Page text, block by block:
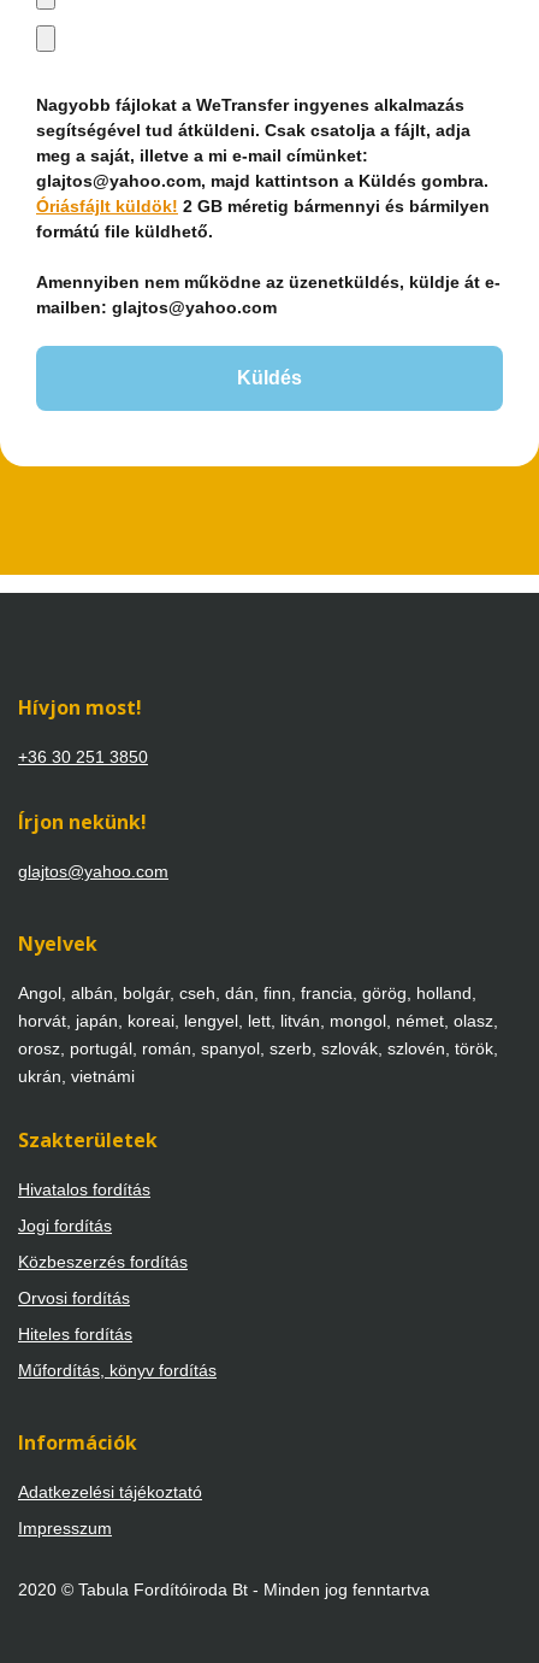
Nagyobb fájlokat a WeTransfer ingyenes alkalmazás
segítségével tud átküldeni. Csak csatolja a fájlt, adja
meg a saját, illetve a mi e-mail címünket:
glajtos@yahoo.com, majd kattintson a Küldés gombra.
Óriásfájlt küldök! 2 GB méretig bármennyi és bármilyen
formátú file küldhető.
Amennyiben nem működne az üzenetküldés, küldje át e-
mailben: glajtos@yahoo.com
Hívjon most!
+36 30 251 3850
Írjon nekünk!
glajtos@yahoo.com
Nyelvek
Angol, albán, bolgár, cseh, dán, finn, francia, görög, holland,
horvát, japán, koreai, lengyel, lett, litván, mongol, német, olasz,
orosz, portugál, román, spanyol, szerb, szlovák, szlovén, török,
ukrán, vietnámi
Szakterületek
Hivatalos fordítás
Jogi fordítás
Közbeszerzés fordítás
Orvosi fordítás
Hiteles fordítás
Műfordítás, könyv fordítás
Információk
Adatkezelési tájékoztató
Impresszum
2020 © Tabula Fordítóiroda Bt - Minden jog fenntartva